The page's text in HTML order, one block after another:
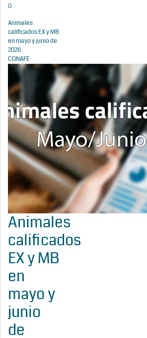
0
Animales
calificados EX y MB
en mayo y junio de
2026
CONAFE
Animales
calificados
EX y MB
en
mayo y
junio
de